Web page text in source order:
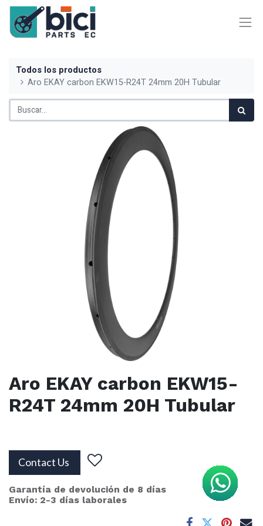
Todos los productos
Aro EKAY carbon EKW15-R24T 24mm 20H Tubular
Aro EKAY carbon EKW15-
R24T 24mm 20H Tubular
Contact Us
Garantía de devolución de 8 días
Envío: 2-3 días laborales